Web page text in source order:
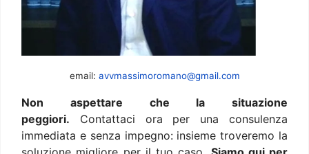
email: avvmassimoromano@gmail.com
Non aspettare che la situazione
peggiori. Contattaci ora per una consulenza
immediata e senza impegno: insieme troveremo la